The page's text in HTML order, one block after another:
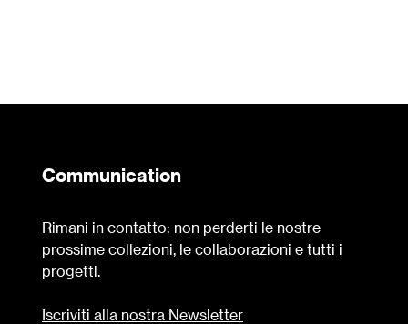
Communication
Rimani in contatto: non perderti le nostre
prossime collezioni, le collaborazioni e tutti i
progetti.
Iscriviti alla nostra Newsletter